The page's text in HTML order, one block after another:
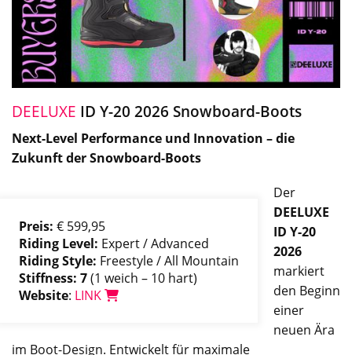
DEELUXE ID Y-20 2026 Snowboard-Boots
Next-Level Performance und Innovation – die
Zukunft der Snowboard-Boots
Preis: € 599,95
Riding Level: Expert / Advanced
Riding Style: Freestyle / All Mountain
Stiffness: 7(1 weich – 10 hart)
Website: LINK
Der
DEELUXE
ID Y-20
2026
markiert
den Beginn
einer
neuen Ära
im Boot-Design. Entwickelt für maximale